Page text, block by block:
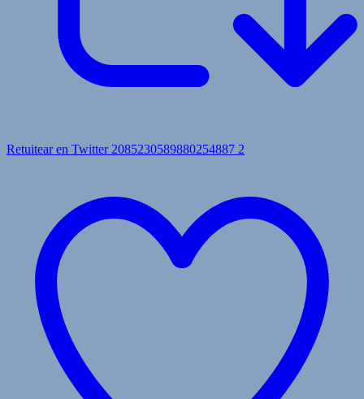
Retuitear en Twitter 2085230589880254887 2